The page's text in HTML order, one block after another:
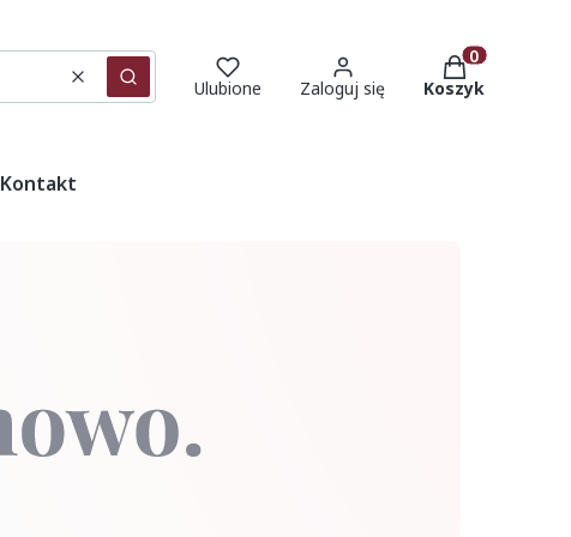
WyczyśćSzukaj Ulubione Zaloguj się
Produkty w
Koszyk
Kontakt